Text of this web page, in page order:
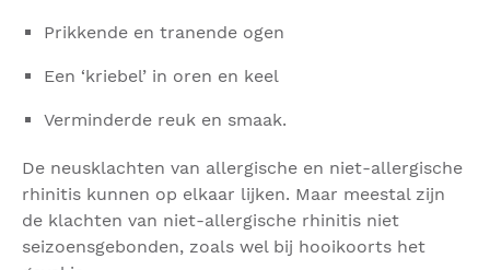
Prikkende en tranende ogen
Een ‘kriebel’ in oren en keel
Verminderde reuk en smaak.
De neusklachten van allergische en niet-allergische
rhinitis kunnen op elkaar lijken. Maar meestal zijn
de klachten van niet-allergische rhinitis niet
seizoensgebonden, zoals wel bij hooikoorts het